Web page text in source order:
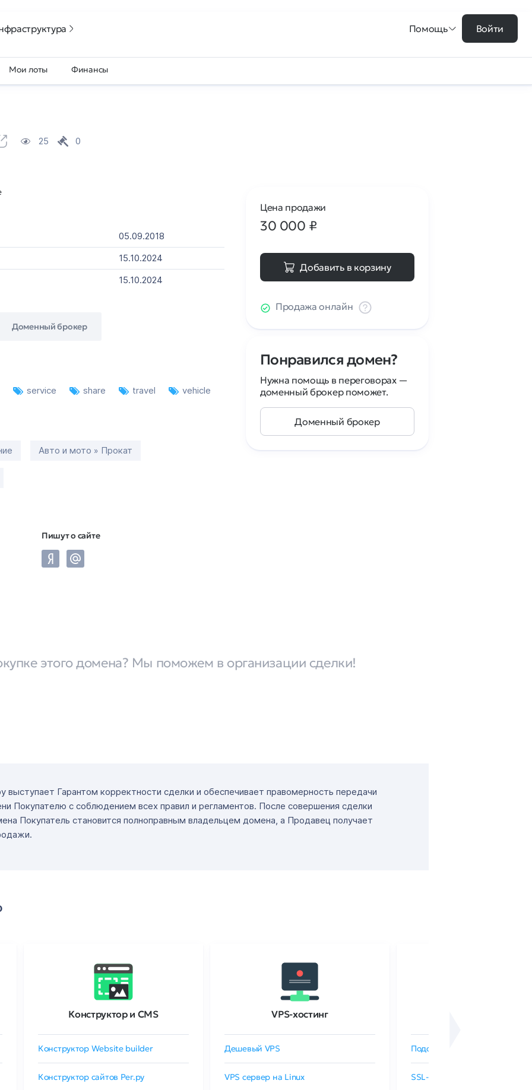
Помощь Войти
Мои лоты Финансы
25 0
05.09.2018
15.10.2024
15.10.2024
Доменный брокер
service share travel vehicle
Авто и мото » Прокат
Пишут о сайте
Цена продажи
30 000 ₽
Добавить в корзину
Продажа онлайн
Понравился домен?
Нужна помощь в переговорах —
доменный брокер поможет.
Доменный брокер
этого домена? Мы поможем в организации сделки!
выступает Гарантом корректности сделки и обеспечивает правомерность передачи
Покупателю с соблюдением всех правил и регламентов. После совершения сделки
Покупатель становится полноправным владельцем домена, а Продавец получает
Конструктор и CMS
Конструктор Website builder
Конструктор сайтов Рег.ру
VPS-хостинг
Дешевый VPS
VPS сервер на Linux
Подобрать SSL-сертификат
SSL-сертификаты GlobalSign